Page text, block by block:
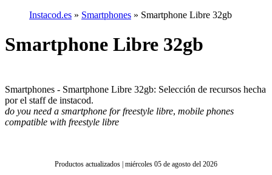
Instacod.es » Smartphones » Smartphone Libre 32gb
Smartphone Libre 32gb
Smartphones - Smartphone Libre 32gb: Selección de recursos hecha
por el staff de instacod.
do you need a smartphone for freestyle libre, mobile phones
compatible with freestyle libre
Productos actualizados | miércoles 05 de agosto del 2026